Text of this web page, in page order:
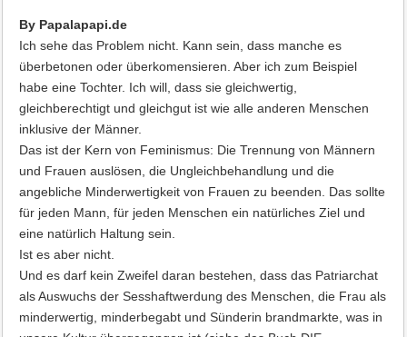
By Papalapapi.de
Ich sehe das Problem nicht. Kann sein, dass manche es
überbetonen oder überkomensieren. Aber ich zum Beispiel
habe eine Tochter. Ich will, dass sie gleichwertig,
gleichberechtigt und gleichgut ist wie alle anderen Menschen
inklusive der Männer.
Das ist der Kern von Feminismus: Die Trennung von Männern
und Frauen auslösen, die Ungleichbehandlung und die
angebliche Minderwertigkeit von Frauen zu beenden. Das sollte
für jeden Mann, für jeden Menschen ein natürliches Ziel und
eine natürlich Haltung sein.
Ist es aber nicht.
Und es darf kein Zweifel daran bestehen, dass das Patriarchat
als Auswuchs der Sesshaftwerdung des Menschen, die Frau als
minderwertig, minderbegabt und Sünderin brandmarkte, was in